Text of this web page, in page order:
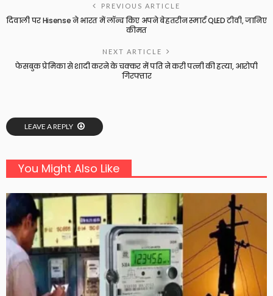
PREVIOUS ARTICLE
दिवाली पर Hisense ने भारत में लॉन्च किए अपने बेहतरीन स्मार्ट QLED टीवी, जानिए
कीमत
NEXT ARTICLE
फेसबुक प्रेमिका से शादी करने के चक्कर में पति ने करी पत्नी की हत्या, आरोपी
गिरफ्तार
LEAVE A REPLY
You Might Also Like